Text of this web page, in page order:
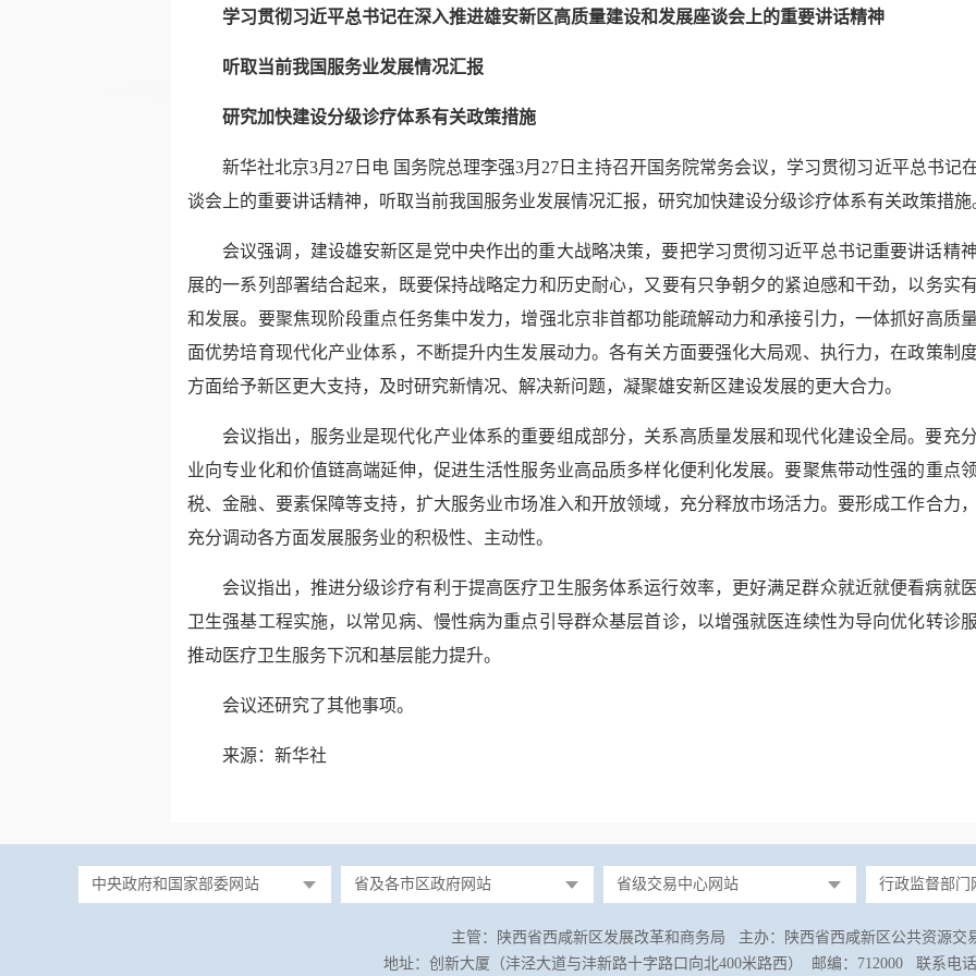
学习贯彻习近平总书记在深入推进雄安新区高质量建设和发展座谈会上的重要讲话精神
听取当前我国服务业发展情况汇报
研究加快建设分级诊疗体系有关政策措施
新华社北京3月27日电 国务院总理李强3月27日主持召开国务院常务会议，学习贯彻习近平总书记
谈会上的重要讲话精神，听取当前我国服务业发展情况汇报，研究加快建设分级诊疗体系有关政策措施
会议强调，建设雄安新区是党中央作出的重大战略决策，要把学习贯彻习近平总书记重要讲话精
展的一系列部署结合起来，既要保持战略定力和历史耐心，又要有只争朝夕的紧迫感和干劲，以务实
和发展。要聚焦现阶段重点任务集中发力，增强北京非首都功能疏解动力和承接引力，一体抓好高质
面优势培育现代化产业体系，不断提升内生发展动力。各有关方面要强化大局观、执行力，在政策制
方面给予新区更大支持，及时研究新情况、解决新问题，凝聚雄安新区建设发展的更大合力。
会议指出，服务业是现代化产业体系的重要组成部分，关系高质量发展和现代化建设全局。要充
业向专业化和价值链高端延伸，促进生活性服务业高品质多样化便利化发展。要聚焦带动性强的重点
税、金融、要素保障等支持，扩大服务业市场准入和开放领域，充分释放市场活力。要形成工作合力
充分调动各方面发展服务业的积极性、主动性。
会议指出，推进分级诊疗有利于提高医疗卫生服务体系运行效率，更好满足群众就近就便看病就
卫生强基工程实施，以常见病、慢性病为重点引导群众基层首诊，以增强就医连续性为导向优化转诊
推动医疗卫生服务下沉和基层能力提升。
会议还研究了其他事项。
来源：新华社
中央政府和国家部委网站 省及各市区政府网站 省级交易中心网站 行政监督部门
主管：陕西省西咸新区发展改革和商务局 主办：陕西省西咸新区公共资源交
地址：创新大厦（沣泾大道与沣新路十字路口向北400米路西） 邮编：712000 联系电话